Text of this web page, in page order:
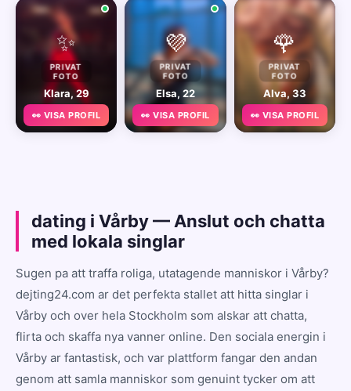
✨
PRIVAT
FOTO
Klara, 29
👀 VISA PROFIL
💜
PRIVAT
FOTO
Elsa, 22
👀 VISA PROFIL
🌹
PRIVAT
FOTO
Alva, 33
👀 VISA PROFIL
dating i Vårby — Anslut och chatta
med lokala singlar
Sugen pa att traffa roliga, utatagende manniskor i Vårby?
dejting24.com ar det perfekta stallet att hitta singlar i
Vårby och over hela Stockholm som alskar att chatta,
flirta och skaffa nya vanner online. Den sociala energin i
Vårby ar fantastisk, och var plattform fangar den andan
genom att samla manniskor som genuint tycker om att